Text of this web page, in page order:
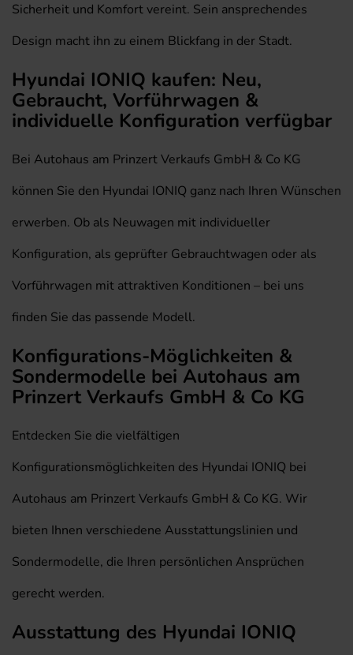
Sicherheit und Komfort vereint. Sein ansprechendes
Design macht ihn zu einem Blickfang in der Stadt.
Hyundai IONIQ kaufen: Neu,
Gebraucht, Vorführwagen &
individuelle Konfiguration verfügbar
Bei Autohaus am Prinzert Verkaufs GmbH & Co KG
können Sie den Hyundai IONIQ ganz nach Ihren Wünschen
erwerben. Ob als Neuwagen mit individueller
Konfiguration, als geprüfter Gebrauchtwagen oder als
Vorführwagen mit attraktiven Konditionen – bei uns
finden Sie das passende Modell.
Konfigurations-Möglichkeiten &
Sondermodelle bei Autohaus am
Prinzert Verkaufs GmbH & Co KG
Entdecken Sie die vielfältigen
Konfigurationsmöglichkeiten des Hyundai IONIQ bei
Autohaus am Prinzert Verkaufs GmbH & Co KG. Wir
bieten Ihnen verschiedene Ausstattungslinien und
Sondermodelle, die Ihren persönlichen Ansprüchen
gerecht werden.
Ausstattung des Hyundai IONIQ